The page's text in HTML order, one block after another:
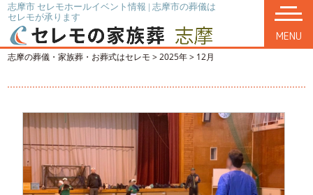
志摩市 セレモホールイベント情報 | 志摩市の葬儀は
セレモが承ります
MENU
志摩の葬儀・家族葬・お葬式はセレモ >2025年> 12月